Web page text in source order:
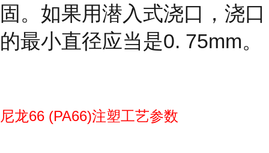
固。如果用潜入式浇口，浇口
的最小直径应当是0. 75mm。
尼龙66 (PA66)注塑工艺参数